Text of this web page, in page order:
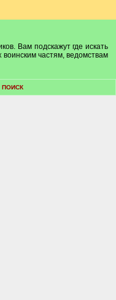
Вам подскажут где искать
частям, ведомствам
ПОИСК